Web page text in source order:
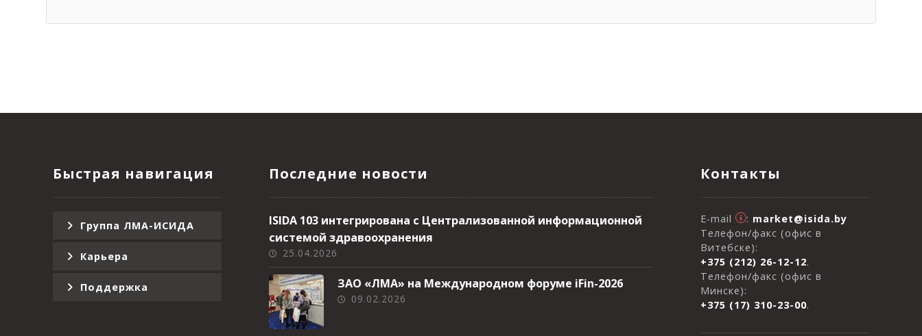
Быстрая навигация
Группа ЛМА-ИСИДА
Карьера
Поддержка
Последние новости
ISIDA 103 интегрирована с Централизованной информационной
системой здравоохранения
25.04.2026
ЗАО «ЛМА» на Международном форуме iFin-2026
09.02.2026
Контакты
E-mail : market@isida.by
Телефон/факс (офис в
Витебске):
+375 (212) 26-12-12.
Телефон/факс (офис в
Минске):
+375 (17) 310-23-00.